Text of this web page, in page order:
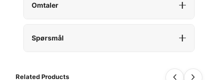
Omtaler
Spørsmål
Related Products